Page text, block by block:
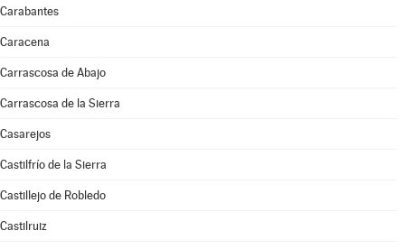
Carabantes
Caracena
Carrascosa de Abajo
Carrascosa de la Sierra
Casarejos
Castilfrío de la Sierra
Castillejo de Robledo
Castilruiz